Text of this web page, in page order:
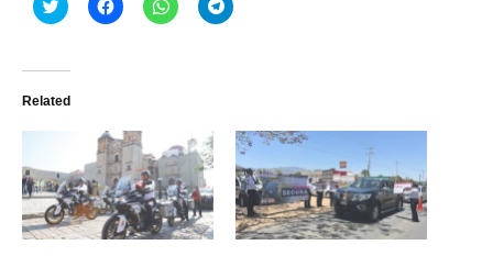
clic
Twitter
abre
ventana
nueva)
clic
una
ventana
nueva)
clic
ventana
nueva)
clic
una
ventana
nueva)
Related